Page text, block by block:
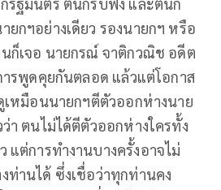
กฯอย่างเดียว รองนายกฯ หรือ
ก็เจอ นายกรณ์ จาติกวณิช อดีต
ารพูดคุยกันตลอด แล้วแต่โอกาส
เหมือนนายกฯตีตัวออกห่างนาย
า ตนไม่ได้ตีตัวออกห่างใครทั้ง
แต่การทำงานบางครั้งอาจไม่
ท่านได้ ซึ่งเชื่อว่าทุกท่านคง